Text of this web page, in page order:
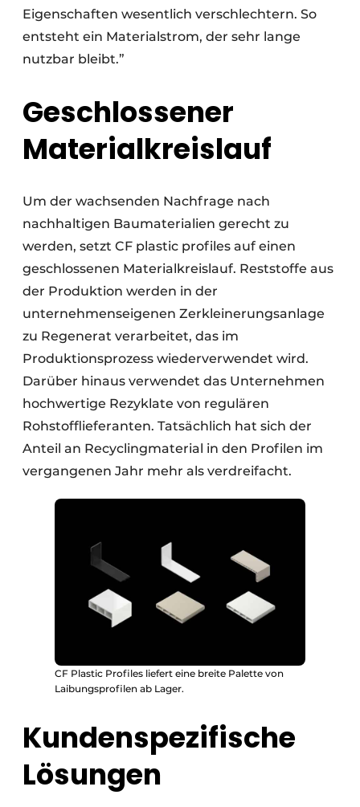
Eigenschaften wesentlich verschlechtern. So
entsteht ein Materialstrom, der sehr lange
nutzbar bleibt.”
Geschlossener
Materialkreislauf
Um der wachsenden Nachfrage nach
nachhaltigen Baumaterialien gerecht zu
werden, setzt CF plastic profiles auf einen
geschlossenen Materialkreislauf. Reststoffe aus
der Produktion werden in der
unternehmenseigenen Zerkleinerungsanlage
zu Regenerat verarbeitet, das im
Produktionsprozess wiederverwendet wird.
Darüber hinaus verwendet das Unternehmen
hochwertige Rezyklate von regulären
Rohstofflieferanten. Tatsächlich hat sich der
Anteil an Recyclingmaterial in den Profilen im
vergangenen Jahr mehr als verdreifacht.
CF Plastic Profiles liefert eine breite Palette von
Laibungsprofilen ab Lager.
Kundenspezifische
Lösungen